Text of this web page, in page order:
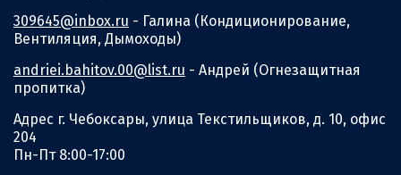
309645@inbox.ru - Галина (Кондиционирование,
Вентиляция, Дымоходы)
andriei.bahitov.00@list.ru - Андрей (Огнезащитная
пропитка)
Адрес г. Чебоксары, улица Текстильщиков, д. 10, офис
204
Пн-Пт 8:00-17:00